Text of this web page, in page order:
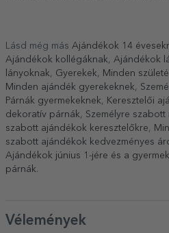
Lásd még más Ajándékok 14
Ajándékok kollégáknak, Ajándékok
lányoknak, Gyerekek, Minden
Minden ajándék gyerekeknek,
Párnák gyermekeknek, Keresztelői
dekoratív párnák, Személyre szabott
szabott ajándékok keresztelőkre,
szabott ajándékok kedvezményes
Ajándékok június 1-jére és a
párnák.
Vélemények